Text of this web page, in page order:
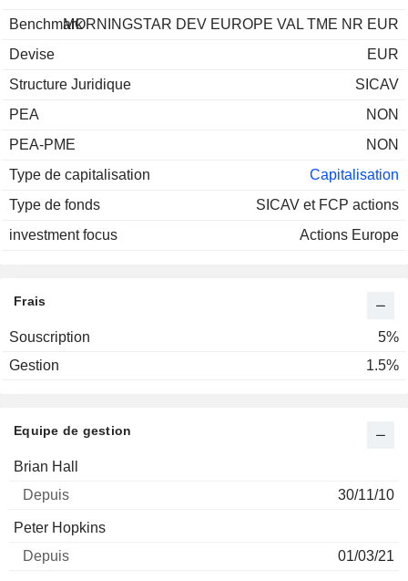
BenchmarkMORNINGSTAR DEV EUROPE VAL TME NR EUR
Devise
EUR
Structure Juridique
SICAV
PEA
NON
PEA-PME
NON
Type de capitalisation
Capitalisation
Type de fonds
SICAV et FCP actions
investment focus
Actions Europe
Frais
Souscription
5%
Gestion
1.5%
Equipe de gestion
Nom Depuis
Brian Hall
30/11/10
Peter Hopkins
01/03/21